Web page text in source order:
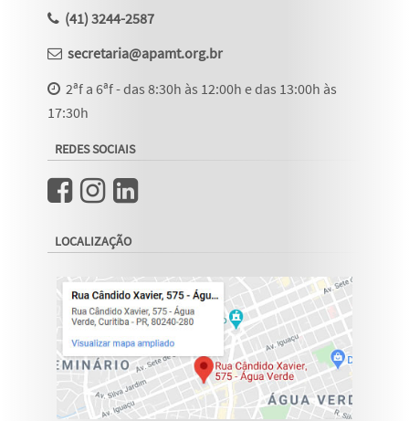
(41) 3244-2587
secretaria@apamt.org.br
2ªf a 6ªf - das 8:30h às 12:00h e das 13:00h às
17:30h
REDES SOCIAIS
LOCALIZAÇÃO